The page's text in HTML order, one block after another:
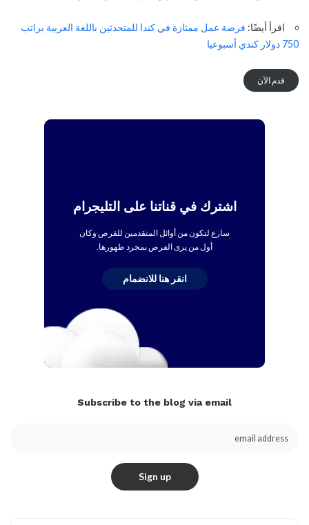
اقرأ أيضًا: فرصة عمل ممتازة في كندا للمتحدثين باللغة العربية براتب
750 دولار كندي أسبوعيا
قدم الآن
اشترك في قناتنا على التليجرام
سارع لتكون من أوائل المتقدمين للفرص وكان
أول من يرى الفرص بمجرد ظهورها.
انقر هنا للانضمام
Subscribe to the blog via email